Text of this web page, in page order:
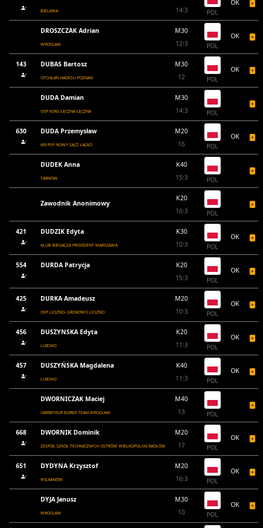
BIELAWA
14:3
POL
OK
DROSZCZAK Adrian
WROCŁAW
M30
12:3
POL
OK
143 DUBAS Bartosz
OTCHŁAŃ HADESU POZNAŃ
M30
12
POL
OK
DUDA Damian
OSP KSRG ŁĘCZNA ŁĘCZNA
M30
14:3
POL
630 DUDA Przemysław
KM PSP NOWY SĄCZ ŁĄCKO
M20
16
POL
OK
DUDEK Anna
TARNOW
K40
15:3
POL
Zawodnik Anonimowy
K20
16:3
POL
421 DUDZIK Edyta
KLUB BIEGACZA PROVIDENT WARSZAWA
K30
10:3
POL
OK
554 DURDA Patrycja
K20
15:3
POL
OK
425 DURKA Amadeusz
OSP LESZNO- GRONOWO LESZNO
M20
10:3
POL
OK
456 DUSZYNSKA Edyta
LUBSKO
K20
11:3
POL
OK
457 DUSZYŃSKA Magdalena
LUBSKO
K40
11:3
POL
OK
DWORNICZAK Maciej
CARREFOUR BOREK TEAM WROCŁAW
M40
13
POL
668 DWORNIK Dominik
ZESPÓŁ SZKÓŁ TECHNICZNYCH OSTRÓW WIELKOPOLSKI RADŁÓW
M20
17
POL
OK
651 DYDYNA Krzysztof
WILKANÓW
M20
16:3
POL
OK
DYJA Janusz
WROCŁAW
M30
10
POL
OK